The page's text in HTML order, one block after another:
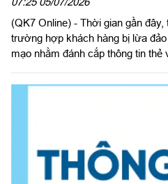
(QK7 Online) - Thời gian gần
trường hợp khách hàng bị lừa
mạo nhằm đánh cắp thông tin thẻ
giao diện tương tự website của
tín hoặc cơ quan nhà nước để